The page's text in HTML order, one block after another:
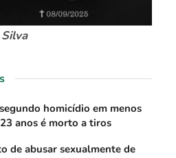
homicídio em menos
anos é morto a tiros
de abusar sexualmente de